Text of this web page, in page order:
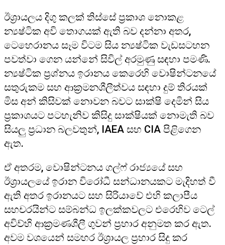
ඊශ්‍රායලය දිගු කලක් තිස්සේ ප්‍රකාශ නොකළ
න්‍යෂ්ටික අවි තොගයක් ඇති බව දන්නා අතර,
ටෙහෙරානය සෑම විටම සිය න්‍යෂ්ටික වැඩසටහන
පවත්වා ගෙන යන්නේ සිවිල් අරමුණු සඳහා පමණි.
න්‍යෂ්ටික ප්‍රශ්නය ඉරානය කෙරෙහි වොෂින්ටනයේ
සතුරුකම සහ ආක්‍රමනශීලීත්වය සඳහා දුම් තිරයක්
මිස අන් කිසිවක් නොවන බවට සාක්ෂි දෙමින් සිය
ප්‍රකාශයට පටහැනිව කිසිදු සාක්ෂියක් නොමැති බව
සියලු ප්‍රධාන බලවතුන්, IAEA සහ CIA පිළිගෙන
ඇත.
ඒ අතරම, වොෂින්ටනය ගල්ෆ් රාජ්‍යයේ සහ
ඊශ්‍රායලයේ ඉරාන විරෝධී සන්ධානයකට මැදිහත් වී
ඇති අතර ඉරානයට සහ සිරියාවේ එහි කලාපීය
සහචරයින්ට සම්බන්ධ ඉලක්කවලට එරෙහිව ටෙල්
අවිව්හි ආක්‍රමණශීලී ගුවන් ප්‍රහාර අනුමත කර ඇත.
අවම වශයෙන් සමහර ඊශ්‍රායල ප්‍රහාර සිදු කර